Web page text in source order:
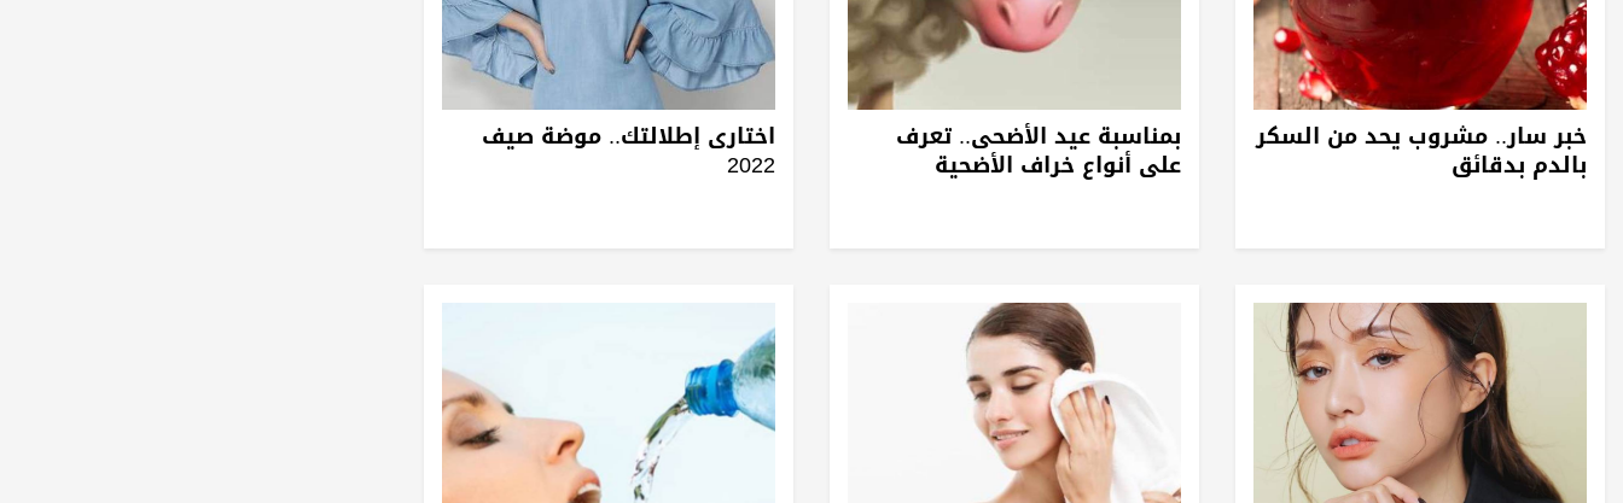
خبر سار.. مشروب يحد من السكر
بالدم بدقائق
بمناسبة عيد الأضحى.. تعرف
على أنواع خراف الأضحية
اختارى إطلالتك.. موضة صيف
2022